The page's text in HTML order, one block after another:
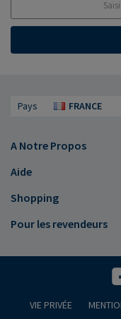
Pays FRANCE
A Notre Propos
Aide
Shopping
Pour les revendeurs
VIE PRIVÉE